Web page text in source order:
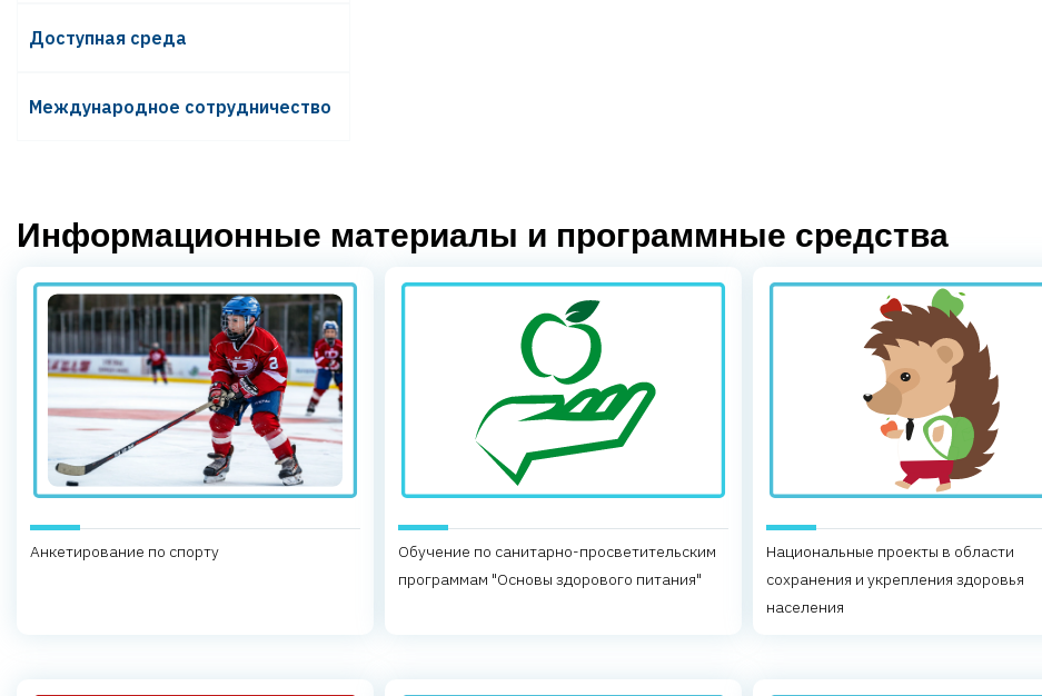
Доступная среда
Международное сотрудничество
Информационные материалы и программные средства
Анкетирование по спорту
Обучение по санитарно-просветительским
программам "Основы здорового питания"
Национальные проекты в области
сохранения и укрепления здоровья
населения